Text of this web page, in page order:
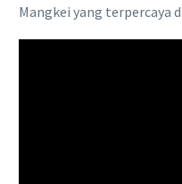
Mangkei yang terpercaya